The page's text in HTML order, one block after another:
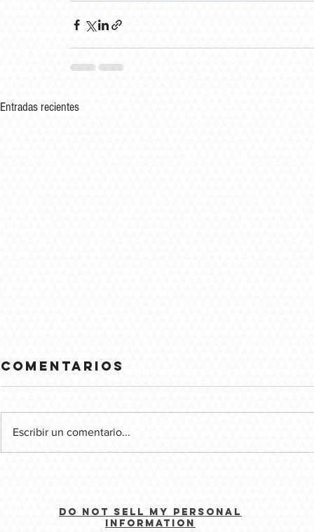
Entradas recientes
PWNMania
Comentarios
Escribir un comentario...
Do Not Sell My Personal
Information